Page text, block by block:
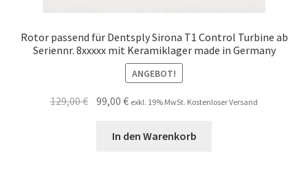
Rotor passend für Dentsply Sirona T1 Control Turbine ab
Seriennr. 8xxxxx mit Keramiklager made in Germany
ANGEBOT!
129,00€ Ursprünglicher
99,00€Aktueller
ist:
exkl. 19% MwSt. Kostenloser Versand
In den Warenkorb